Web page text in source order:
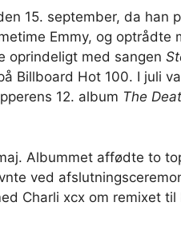
15. september, da han
Emmy, og optrådte
oprindeligt med sangen
Billboard Hot 100. I juli
12. album The
Albummet affødte to
ved
Charli xcx om remixet til